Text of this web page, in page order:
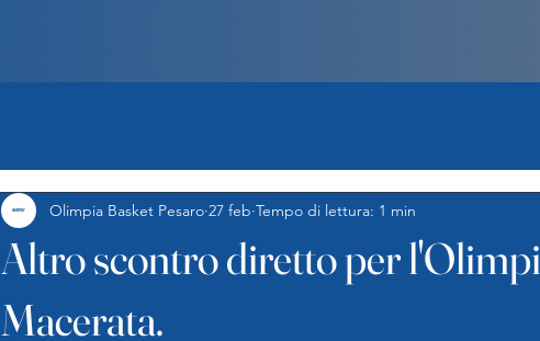
Altro scontro diretto per
Macerata.
Olimpia Basket Pesaro 27 feb Tempo di lettura: 1 min